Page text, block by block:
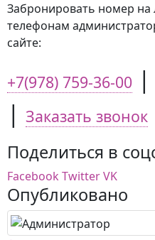
Забронировать номер
телефонам
сайте:
+7(978) 759-36-00 |
| Заказать звонок
Поделиться в
Facebook TwitterVK
Опубликовано